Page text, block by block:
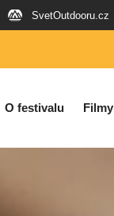
SvetOutdooru.cz
O festivalu Filmy